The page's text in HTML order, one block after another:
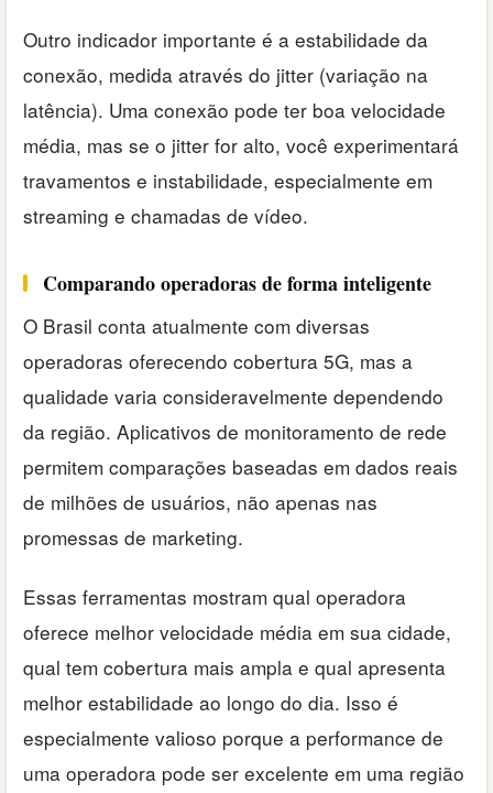
Outro indicador importante é a estabilidade da
conexão, medida através do jitter (variação na
latência). Uma conexão pode ter boa velocidade
média, mas se o jitter for alto, você experimentará
travamentos e instabilidade, especialmente em
streaming e chamadas de vídeo.
Comparando operadoras de forma inteligente
O Brasil conta atualmente com diversas
operadoras oferecendo cobertura 5G, mas a
qualidade varia consideravelmente dependendo
da região. Aplicativos de monitoramento de rede
permitem comparações baseadas em dados reais
de milhões de usuários, não apenas nas
promessas de marketing.
Essas ferramentas mostram qual operadora
oferece melhor velocidade média em sua cidade,
qual tem cobertura mais ampla e qual apresenta
melhor estabilidade ao longo do dia. Isso é
especialmente valioso porque a performance de
uma operadora pode ser excelente em uma região